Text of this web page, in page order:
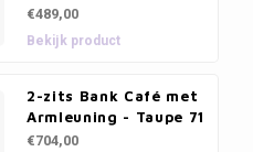
€489,00
Bekijk product
2-zits Bank Café met
Armleuning - Taupe 71
€704,00